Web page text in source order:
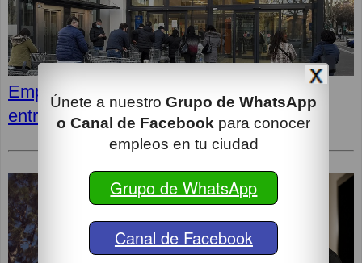
Únete a nuestro Grupo de WhatsApp
o Canal de Facebook para conocer
empleos en tu ciudad
Grupo de WhatsApp
Canal de Facebook
Empleos en LIDL: Cómo superar la
entrevista y opiniones de los empleados